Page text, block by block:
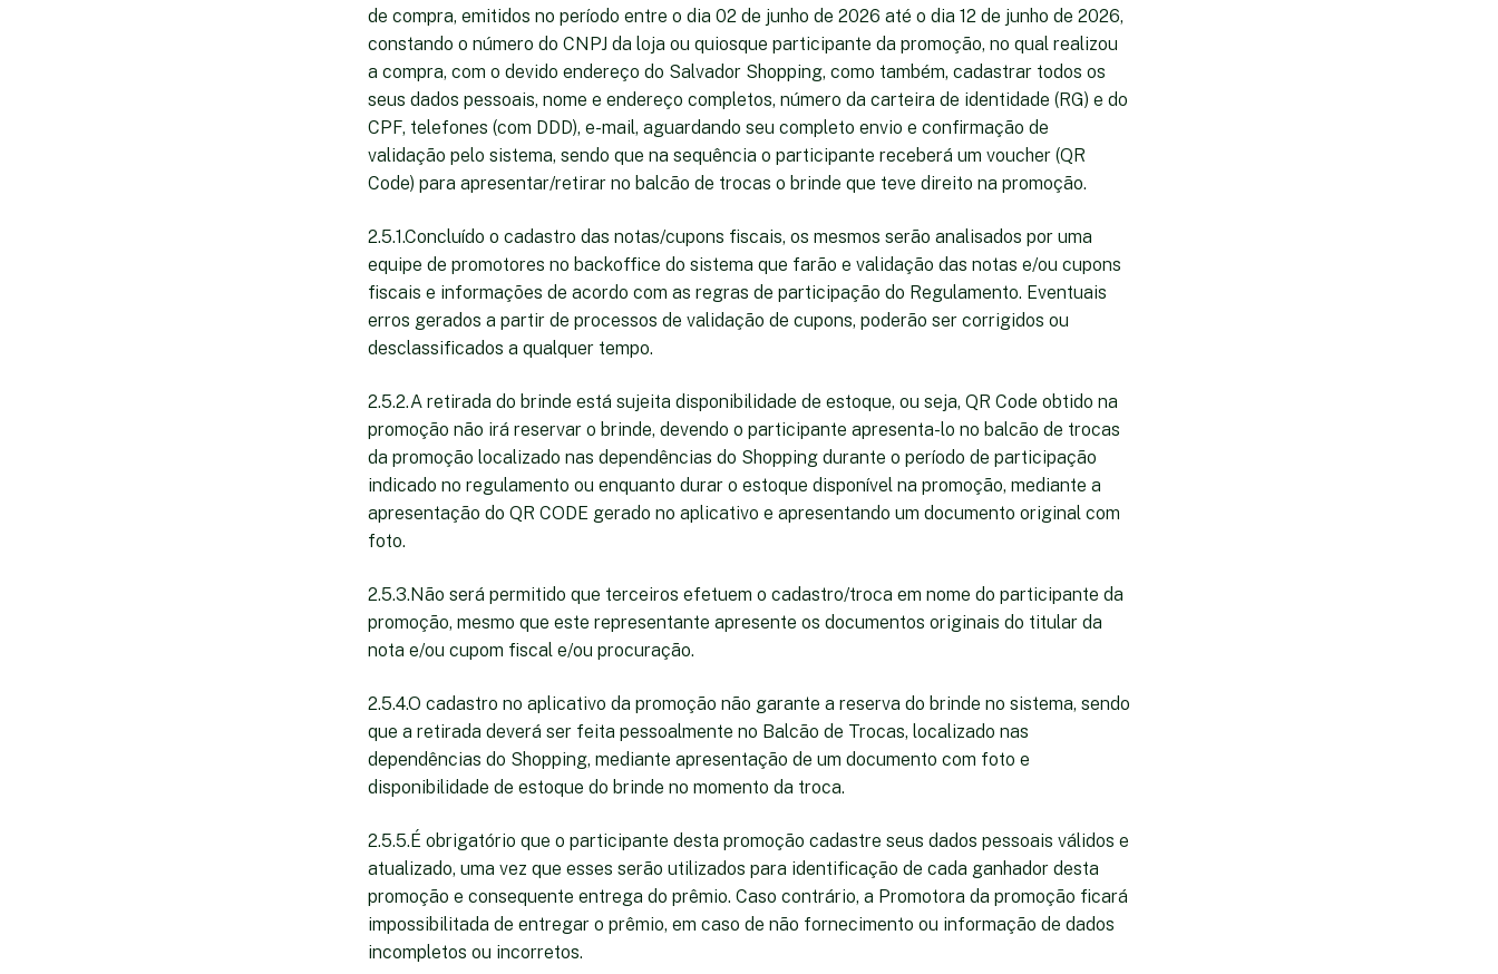
de compra, emitidos no período entre o dia 02 de junho de 2026 até o dia 12 de junho de 2026,
constando o número do CNPJ da loja ou quiosque participante da promoção, no qual realizou
a compra, com o devido endereço do Salvador Shopping, como também, cadastrar todos os
seus dados pessoais, nome e endereço completos, número da carteira de identidade (RG) e do
CPF, telefones (com DDD), e-mail, aguardando seu completo envio e confirmação de
validação pelo sistema, sendo que na sequência o participante receberá um voucher (QR
Code) para apresentar/retirar no balcão de trocas o brinde que teve direito na promoção.
2.5.1.Concluído o cadastro das notas/cupons fiscais, os mesmos serão analisados por uma
equipe de promotores no backoffice do sistema que farão e validação das notas e/ou cupons
fiscais e informações de acordo com as regras de participação do Regulamento. Eventuais
erros gerados a partir de processos de validação de cupons, poderão ser corrigidos ou
desclassificados a qualquer tempo.
2.5.2.A retirada do brinde está sujeita disponibilidade de estoque, ou seja, QR Code obtido na
promoção não irá reservar o brinde, devendo o participante apresenta-lo no balcão de trocas
da promoção localizado nas dependências do Shopping durante o período de participação
indicado no regulamento ou enquanto durar o estoque disponível na promoção, mediante a
apresentação do QR CODE gerado no aplicativo e apresentando um documento original com
foto.
2.5.3.Não será permitido que terceiros efetuem o cadastro/troca em nome do participante da
promoção, mesmo que este representante apresente os documentos originais do titular da
nota e/ou cupom fiscal e/ou procuração.
2.5.4.O cadastro no aplicativo da promoção não garante a reserva do brinde no sistema, sendo
que a retirada deverá ser feita pessoalmente no Balcão de Trocas, localizado nas
dependências do Shopping, mediante apresentação de um documento com foto e
disponibilidade de estoque do brinde no momento da troca.
2.5.5.É obrigatório que o participante desta promoção cadastre seus dados pessoais válidos e
atualizado, uma vez que esses serão utilizados para identificação de cada ganhador desta
promoção e consequente entrega do prêmio. Caso contrário, a Promotora da promoção ficará
impossibilitada de entregar o prêmio, em caso de não fornecimento ou informação de dados
incompletos ou incorretos.